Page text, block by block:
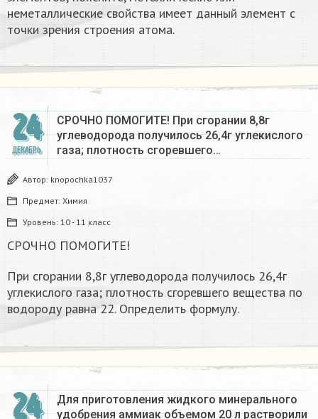
неметаллические свойства имеет данный элемент с
точки зрения строения атома.
24
ДЕКАБРЬ
СРОЧНО ПОМОГИТЕ! При сгорании 8,8г
углеводорода получилось 26,4г углекислого
газа; плотность сгоревшего…
Автор: knopochka1037
Предмет: Химия
Уровень: 10 - 11 класс
СРОЧНО ПОМОГИТЕ!
При сгорании 8,8г углеводорода получилось 26,4г
углекислого газа; плотность сгоревшего вещества по
водороду равна 22. Определить формулу.
24
Для приготовления жидкого минерального
удобрения аммиак объемом 20 л растворили